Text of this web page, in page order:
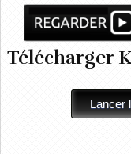
Télécharger